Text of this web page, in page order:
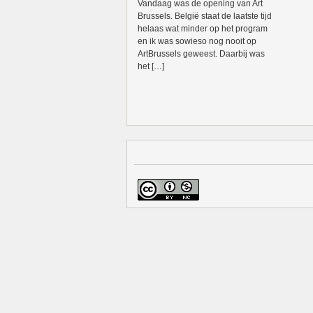
Vandaag was de opening van Art
Brussels. België staat de laatste tijd
helaas wat minder op het program
en ik was sowieso nog nooit op
ArtBrussels geweest. Daarbij was
het […]